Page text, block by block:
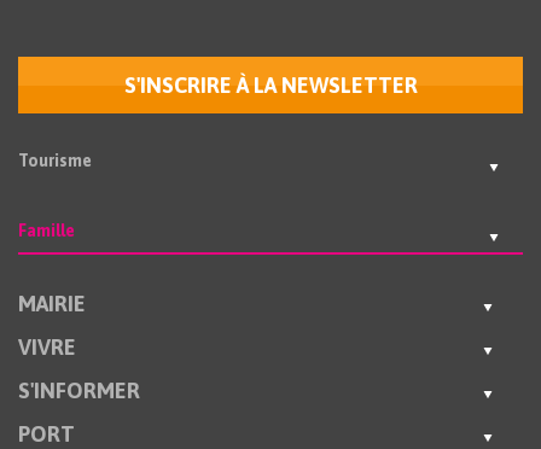
S'INSCRIRE À LA NEWSLETTER
Tourisme
Famille
MAIRIE
VIVRE
S'INFORMER
PORT